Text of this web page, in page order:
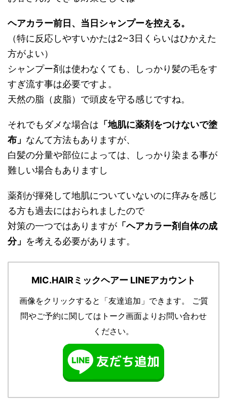
ヘアカラー前日、当日シャンプーを控える。
（特に反応しやすいかたは2~3日くらいはひかえた
方がよい）
シャンプー剤は使わなくても、しっかり髪の毛をす
すぎ流す事は必要ですよ。
天然の脂（皮脂）で頭皮を守る感じですね。
それでもダメな場合は 「地肌に薬剤をつけないで塗
布」 なんて方法もありますが、
白髪の分量や部位によっては、しっかり染まる事が
難しい場合もありますし
薬剤が揮発して地肌についていないのに痒みを感じ
る方も過去にはおられましたので
対策の一つではありますが 「ヘアカラー剤自体の成
分」 を考える必要があります。
MIC.HAIRミックヘアー LINEアカウント
画像をクリックすると「友達追加」できます。
ご質
問やご予約に関してはトーク画面よりお問い合わせ
ください。